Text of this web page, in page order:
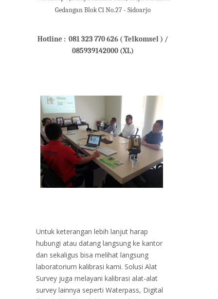
Gedangan Blok C1 No.27 - Sidoarjo
Hotline : 081 323 770 626 ( Telkomsel ) /
085939142000 (XL)
Untuk keterangan lebih lanjut harap
hubungi atau datang langsung ke kantor
dan sekaligus bisa melihat langsung
laboratorium kalibrasi kami. Solusi Alat
Survey juga melayani kalibrasi alat-alat
survey lainnya seperti Waterpass, Digital